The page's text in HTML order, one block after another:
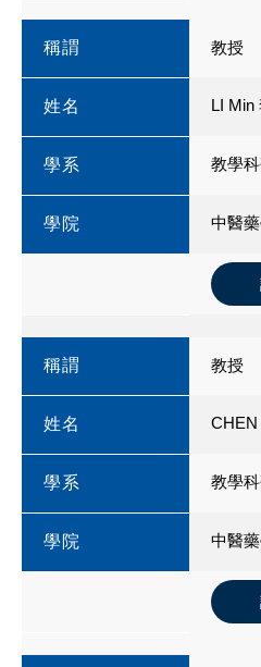
稱謂 教授
姓名 LI Min
學系 教學
學院 中醫
稱謂 教授
姓名 CHEN
學系 教學
學院 中醫